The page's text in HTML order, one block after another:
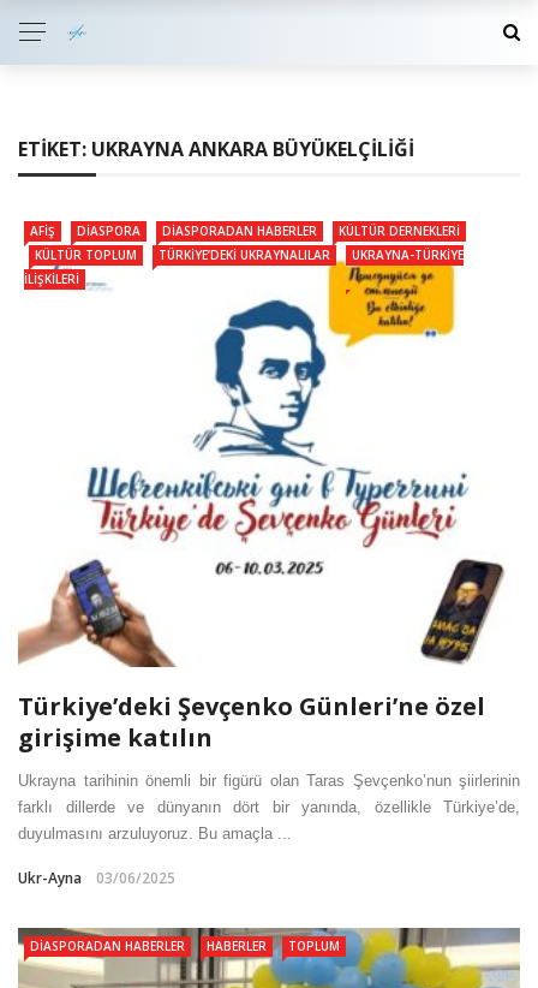
ETIKET: UKRAYNA ANKARA BÜYÜKELÇILIĞI
AFIŞ DIASPORA DIASPORADAN HABERLER
KÜLTÜR DERNEKLERI
KÜLTÜR TOPLUM
TÜRKIYE’DEKI UKRAYNALILAR
UKRAYNA-TÜRKIYE
İLIŞKILERI
Türkiye’deki Şevçenko Günleri’ne özel
girişime katılın
Ukrayna tarihinin önemli bir figürü olan Taras Şevçenko’nun şiirlerinin
farklı dillerde ve dünyanın dört bir yanında, özellikle Türkiye’de,
duyulmasını arzuluyoruz. Bu amaçla ...
Ukr-Ayna 03/06/2025
DIASPORADAN HABERLER HABERLER TOPLUM